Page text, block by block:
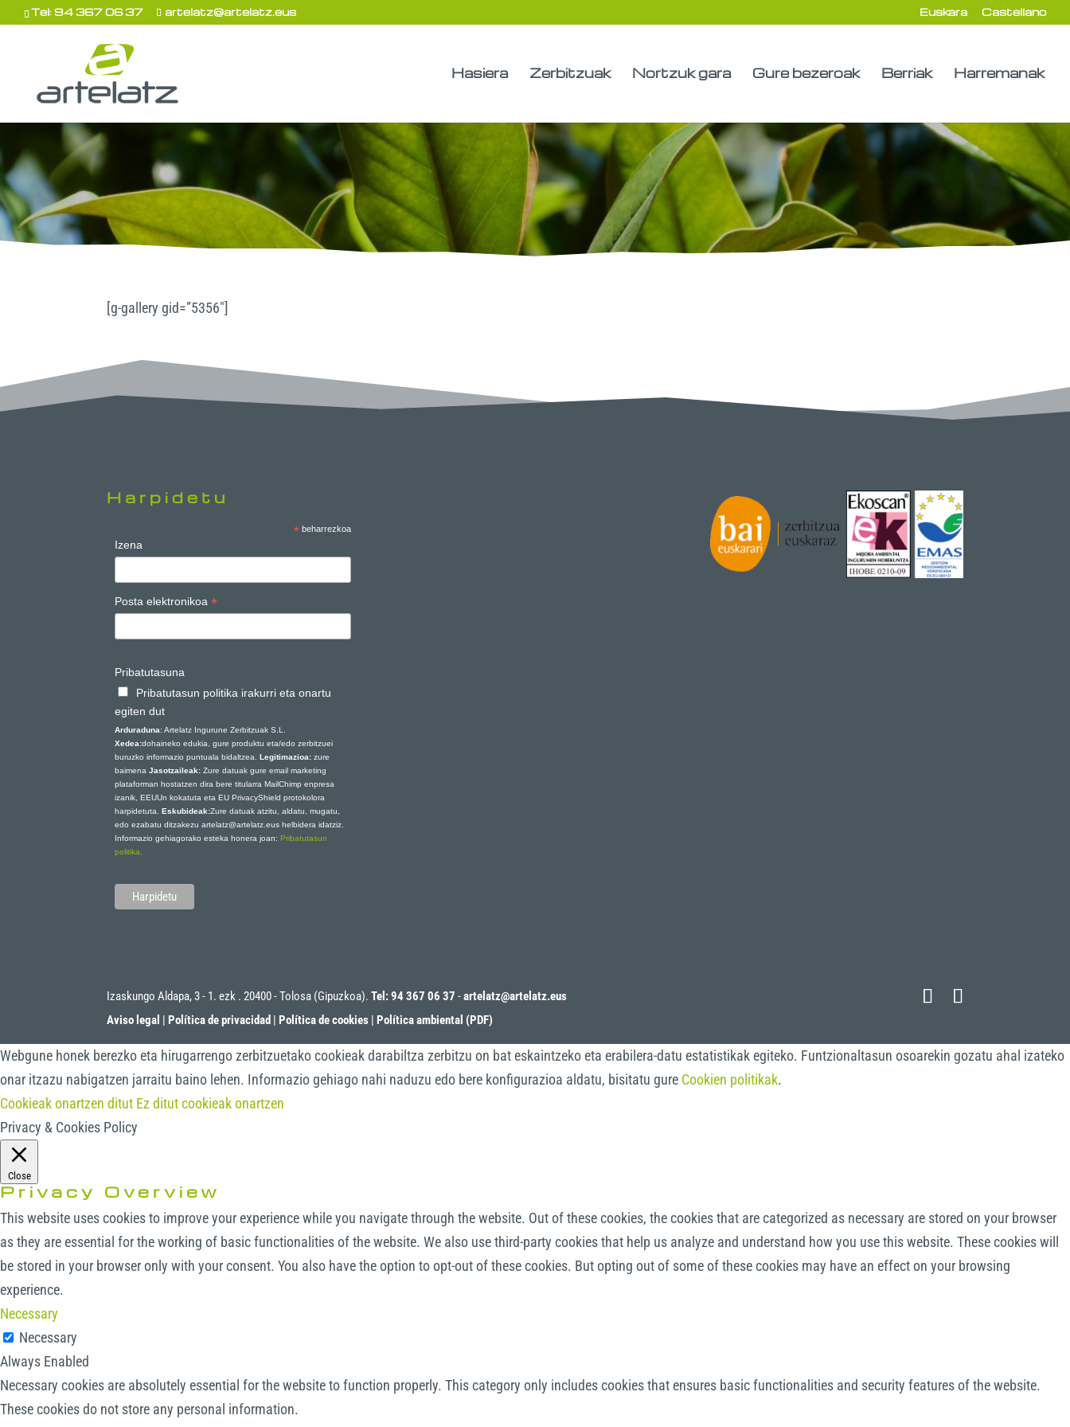
Tel: 94 367 06 37 artelatz@artelatz.eus Euskara Castellano
Hasiera Zerbitzuak Nortzuk gara Gure bezeroak Berriak Harremanak
[g-gallery gid=”5356″]
Harpidetu
* beharrezkoa
Izena
Posta elektronikoa *
Pribatutasuna
Pribatutasun politika irakurri eta onartu
egiten dut
Arduraduna: Artelatz Ingurune Zerbitzuak S.L.
Xedea:dohaineko edukia, gure produktu eta/edo zerbitzuei
buruzko informazio puntuala bidaltzea. Legitimazioa:zure
baimena Jasotzaileak: Zure datuak gure email marketing
plataforman hostatzen dira bere titularra MailChimp enpresa
izanik, EEUUn kokatuta eta EU PrivacyShield protokolora
harpidetuta. Eskubideak:Zure datuak atzitu, aldatu, mugatu,
edo ezabatu ditzakezu artelatz@artelatz.eus helbidera idatziz.
Informazio gehiagorako esteka honera joan: Pribatutasun
politika.
Izaskungo Aldapa, 3 - 1. ezk . 20400 - Tolosa (Gipuzkoa).Tel: 94 367 06 37 -artelatz@artelatz.eus
Aviso legal |Política de privacidad |Política de cookies |Política ambiental (PDF)
Webgune honek berezko eta hirugarrengo zerbitzuetako cookieak darabiltza zerbitzu on bat eskaintzeko eta erabilera-datu estatistikak egiteko. Funtzionaltasun osoarekin gozatu ahal izateko
onar itzazu nabigatzen jarraitu baino lehen. Informazio gehiago nahi naduzu edo bere konfigurazioa aldatu, bisitatu gure Cookien politikak.
Cookieak onartzen ditut Ez ditut cookieak onartzen
Privacy & Cookies Policy
Close
Privacy Overview
This website uses cookies to improve your experience while you navigate through the website. Out of these cookies, the cookies that are categorized as necessary are stored on your browser
as they are essential for the working of basic functionalities of the website. We also use third-party cookies that help us analyze and understand how you use this website. These cookies will
be stored in your browser only with your consent. You also have the option to opt-out of these cookies. But opting out of some of these cookies may have an effect on your browsing
experience.
Necessary
Necessary
Always Enabled
Necessary cookies are absolutely essential for the website to function properly. This category only includes cookies that ensures basic functionalities and security features of the website.
These cookies do not store any personal information.